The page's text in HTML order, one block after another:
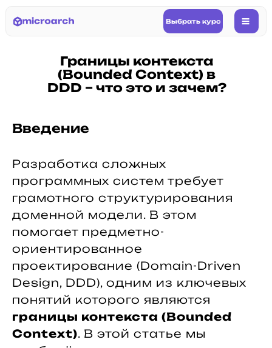
Выбрать курс |||
Границы контекста
(Bounded Context) в
DDD – что это и зачем?
Введение
Разработка сложных
программных систем требует
грамотного структурирования
доменной модели. В этом
помогает предметно-
ориентированное
проектирование (Domain-Driven
Design, DDD), одним из ключевых
понятий которого являются
границы контекста (Bounded
Context). В этой статье мы